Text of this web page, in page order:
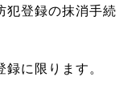
犯登録の抹消手続
に限ります。